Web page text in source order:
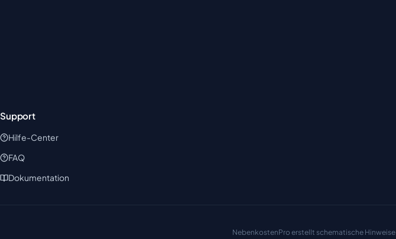
Support
Hilfe-Center
FAQ
Dokumentation
NebenkostenPro erstellt schematische Hinweise